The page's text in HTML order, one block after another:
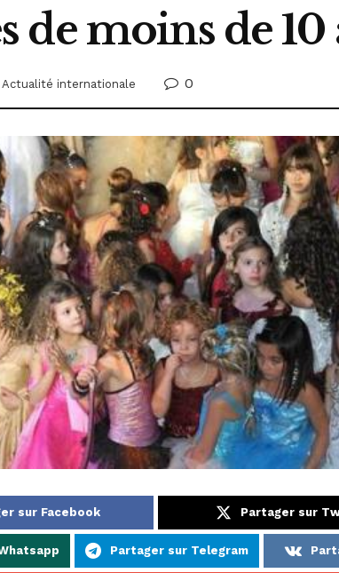
de moins de 10
Actualité internationale 0
sur Facebook Partager sur
Partager sur Telegram